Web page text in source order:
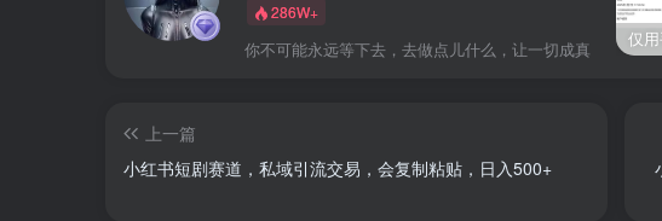
286W+
你不可能永远等下去，去做点儿什么，让一切成真
上一篇
小红书短剧赛道，私域引流交易，会复制粘贴，日入500+